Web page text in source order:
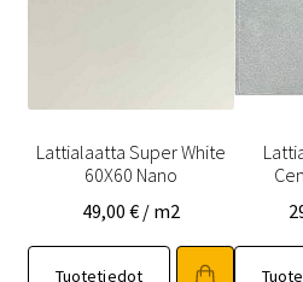
Lattialaatta Super White
60X60 Nano
49,00 € / m2
Tuotetiedot